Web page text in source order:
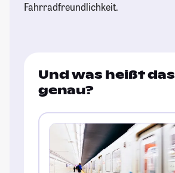
Fahrradfreundlichkeit.
Und was heißt das
genau?